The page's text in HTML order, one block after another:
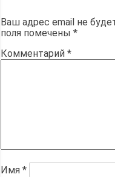
Ваш адрес email не
поля помечены *
Комментарий *
Имя *